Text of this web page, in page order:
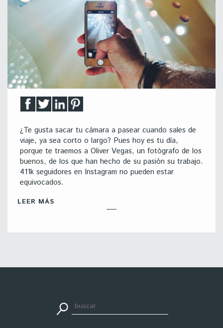
¿Te gusta sacar tu cámara a pasear cuando sales de
viaje, ya sea corto o largo? Pues hoy es tu día,
porque te traemos a Oliver Vegas, un fotógrafo de los
buenos, de los que han hecho de su pasión su trabajo.
411k seguidores en Instagram no pueden estar
equivocados.
LEER MÁS